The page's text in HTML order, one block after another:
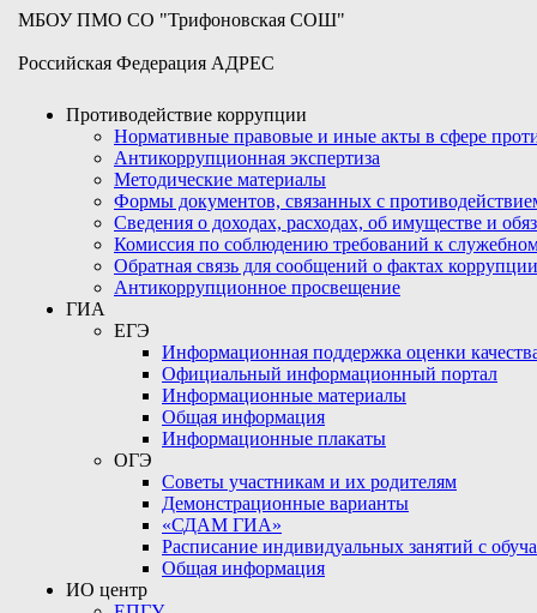
МБОУ ПМО СО "Трифоновская СОШ"
Российская Федерация АДРЕС
Противодействие коррупции
Нормативные правовые и иные акты в сфере
Антикоррупционная экспертиза
Методические материалы
Формы документов, связанных с
Сведения о доходах, расходах, об имуществе и
Комиссия по соблюдению требований к
Обратная связь для сообщений о фактах коррупции
Антикоррупционное просвещение
ГИА
ЕГЭ
Информационная поддержка оценки
Официальный информационный портал
Информационные материалы
Общая информация
Информационные плакаты
ОГЭ
Советы участникам и их родителям
Демонстрационные варианты
«СДАМ ГИА»
Расписание индивидуальных занятий с
Общая информация
ИО центр